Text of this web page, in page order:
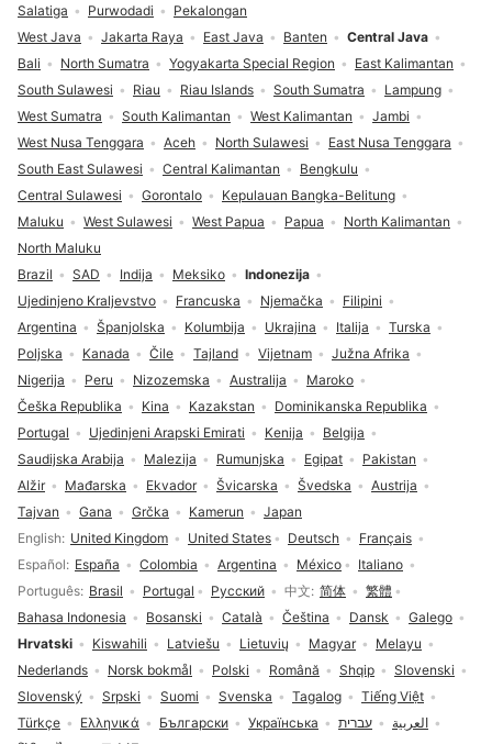
Odabir jezika
English United Kingdom United States Deutsch
Français
Español
España Colombia Argentina México
Italiano
Português Brasil Portugal Русский 中文 简体
繁體
Bahasa Indonesia
Bosanski Català Čeština Dansk
Galego
Hrvatski
Kiswahili Latviešu Lietuvių Magyar
Melayu
Nederlands
Norsk bokmål Polski Română Shqip
Slovenski
Slovenský
Srpski Suomi Svenska Tagalog
Tiếng Việt
Türkçe
Ελληνικά Български Українська עברית
العربية
Brazil SAD Indija Meksiko
Indonezija
Ujedinjeno Kraljevstvo
Francuska Njemačka
Filipini
Argentina
Španjolska Kolumbija Ukrajina Italija
Turska
Poljska
Kanada Čile Tajland Vijetnam
Južna Afrika
Nigerija
Peru Nizozemska Australija
Maroko
Češka Republika
Kina Kazakstan
Dominikanska Republika
Portugal
Ujedinjeni Arapski Emirati Kenija
Belgija
Saudijska Arabija
Malezija Rumunjska Egipat
Pakistan
Alžir
Mađarska Ekvador Švicarska Švedska
Austrija
Tajvan
Gana Grčka Kamerun Japan
West Java Jakarta Raya East Java Banten
Central Java
Bali
North Sumatra Yogyakarta Special Region
East Kalimantan
South Sulawesi
Riau Riau Islands South Sumatra
Lampung
West Sumatra
South Kalimantan West Kalimantan
Jambi
West Nusa Tenggara
Aceh North Sulawesi
East Nusa Tenggara
South East Sulawesi
Central Kalimantan
Bengkulu
Central Sulawesi
Gorontalo
Kepulauan Bangka-Belitung
Maluku
West Sulawesi West Papua Papua
North Kalimantan
North Maluku
Salatiga
Purwodadi Pekalongan